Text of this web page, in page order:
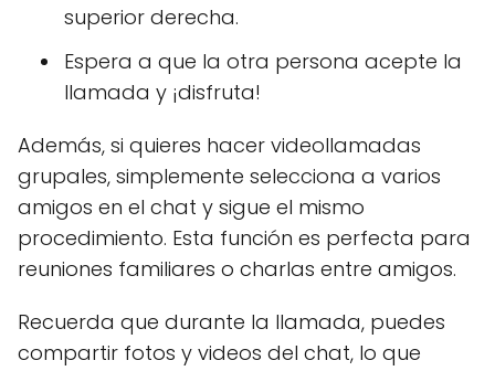
superior derecha.
Espera a que la otra persona acepte la
llamada y ¡disfruta!
Además, si quieres hacer videollamadas
grupales, simplemente selecciona a varios
amigos en el chat y sigue el mismo
procedimiento. Esta función es perfecta para
reuniones familiares o charlas entre amigos.
Recuerda que durante la llamada, puedes
compartir fotos y videos del chat, lo que